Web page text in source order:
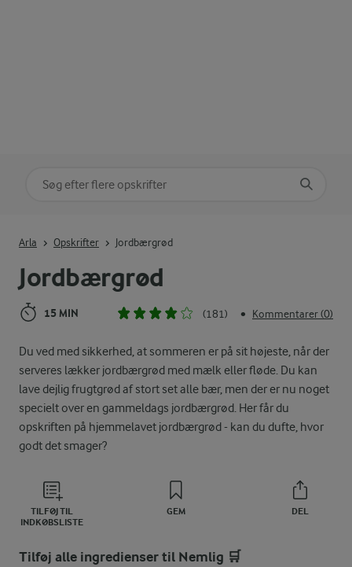
Jordbærgrød
15 MIN (181) • Kommentarer (0)
Du ved med sikkerhed, at sommeren er på sit højeste, når der
serveres lækker jordbærgrød med mælk eller fløde. Du kan
lave dejlig frugtgrød af stort set alle bær, men der er nu noget
specielt over en gammeldags jordbærgrød. Her får du
opskriften på hjemmelavet jordbærgrød - kan du dufte, hvor
godt det smager?
TILFØJ TIL
INDKØBSLISTE
GEM DEL
Arla Opskrifter Jordbærgrød
Tilføj alle ingredienser til Nemlig 🛒
Søg på kategori